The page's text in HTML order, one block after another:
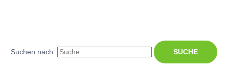
Suchen nach: